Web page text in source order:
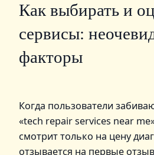
Как выбирать и
сервисы:
факторы
Когда пользователи
«tech repair services near
смотрит только на цену
отзывается на первые